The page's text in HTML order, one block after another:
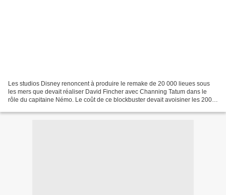
Les studios Disney renoncent à produire le remake de 20 000 lieues sous
les mers que devait réaliser David Fincher avec Channing Tatum dans le
rôle du capitaine Némo. Le coût de ce blockbuster devait avoisiner les 200